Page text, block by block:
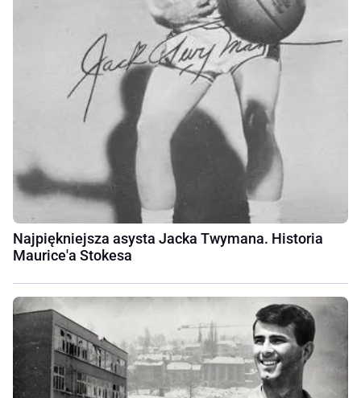
Najpiękniejsza asysta Jacka Twymana. Historia
Maurice'a Stokesa